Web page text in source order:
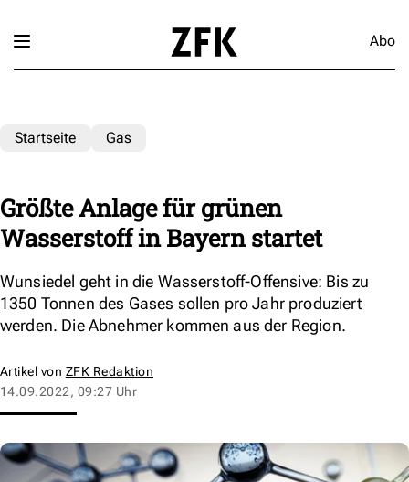
Abo
Startseite Gas
Größte Anlage für grünen
Wasserstoff in Bayern startet
Wunsiedel geht in die Wasserstoff-Offensive: Bis zu
1350 Tonnen des Gases sollen pro Jahr produziert
werden. Die Abnehmer kommen aus der Region.
Artikel von ZFK Redaktion
14.09.2022, 09:27 Uhr